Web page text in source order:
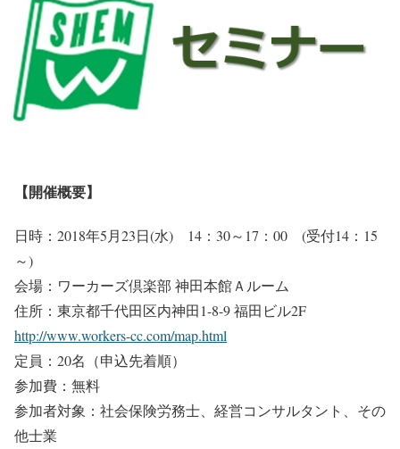
【開催概要】
日時：2018年5月23日(水) 14：30～17：00 (受付14：15
～)
会場：ワーカーズ倶楽部 神田本館Ａルーム
住所：東京都千代田区内神田1-8-9 福田ビル2F
http://www.workers-cc.com/map.html
定員：20名（申込先着順）
参加費：無料
参加者対象：社会保険労務士、経営コンサルタント、その
他士業